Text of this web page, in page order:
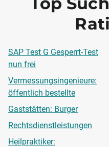
SAP Test G Gesperrt-Test
nun frei
Vermessungsingenieure:
öffentlich bestellte
Gaststätten: Burger
Rechtsdienstleistungen
Heilpraktiker: